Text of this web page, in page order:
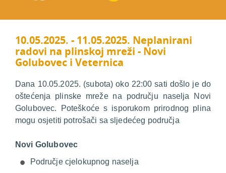
10.05.2025. - 11.05.2025. Neplanirani
radovi na plinskoj mreži - Novi
Golubovec i Veternica
Dana 10.05.2025. (subota) oko 22:00 sati došlo je do
oštećenja plinske mreže na području naselja Novi
Golubovec. Poteškoće s isporukom prirodnog plina
mogu osjetiti potrošači sa sljedećeg područja
Novi Golubovec
Područje cjelokupnog naselja